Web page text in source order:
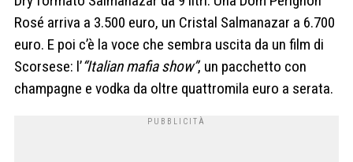
Rosé arriva a 3.500 euro, un Cristal Salmanazar a 6.700
euro. E poi c’è la voce che sembra uscita da un film di
Scorsese: l’“Italian mafia show”, un pacchetto con
champagne e vodka da oltre quattromila euro a serata.